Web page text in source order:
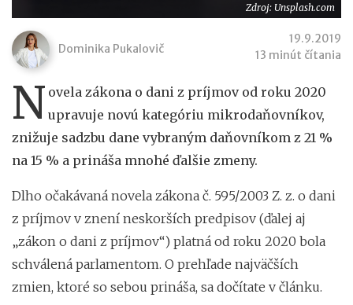
Zdroj: Unsplash.com
Dominika Pukalovič
19.9.2019
13 minút čítania
N ovela zákona o dani z príjmov od roku 2020
upravuje novú kategóriu mikrodaňovníkov,
znižuje sadzbu dane vybraným daňovníkom z 21 %
na 15 % a prináša mnohé ďalšie zmeny.
Dlho očakávaná novela zákona č. 595/2003 Z. z. o dani
z príjmov v znení neskorších predpisov (ďalej aj
„zákon o dani z príjmov“) platná od roku 2020 bola
schválená parlamentom. O prehľade najväčších
zmien, ktoré so sebou prináša, sa dočítate v článku.